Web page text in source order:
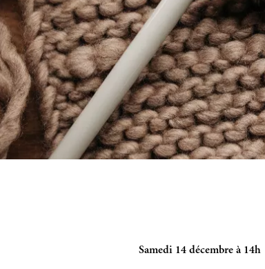
Samedi 14 décembre à 14h